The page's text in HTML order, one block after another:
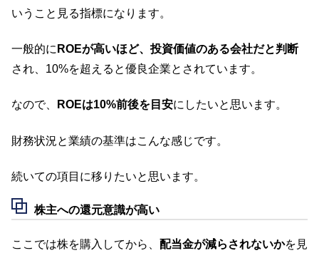
いうこと見る指標になります。
一般的に ROEが高いほど、投資価値のある会社だと判断
され、10%を超えると優良企業とされています。
なので、 ROEは10%前後を目安にしたいと思います。
財務状況と業績の基準はこんな感じです。
続いての項目に移りたいと思います。
株主への還元意識が高い
ここでは株を購入してから、 配当金が減らされないかを見